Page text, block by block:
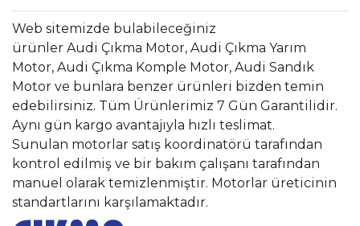
Web sitemizde bulabileceğiniz
ürünler Audi Çıkma Motor, Audi Çıkma Yarım
Motor, Audi Çıkma Komple Motor, Audi Sandık
Motor ve bunlara benzer ürünleri bizden temin
edebilirsiniz. Tüm Ürünlerimiz 7 Gün Garantilidir.
Aynı gün kargo avantajıyla hızlı teslimat.
Sunulan motorlar satış koordinatörü tarafından
kontrol edilmiş ve bir bakım çalışanı tarafından
manuel olarak temizlenmiştir. Motorlar üreticinin
standartlarını karşılamaktadır.